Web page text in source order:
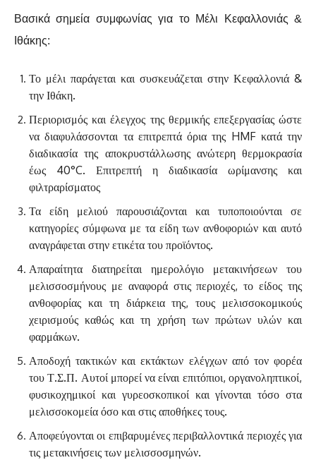
Βασικά σημεία συμφωνίας για το Μέλι Κεφαλλονιάς &
Ιθάκης:
Το μέλι παράγεται και συσκευάζεται στην Κεφαλλονιά &
την Ιθάκη.
Περιορισμός και έλεγχος της θερμικής επεξεργασίας ώστε
να διαφυλάσσονται τα επιτρεπτά όρια της HMF κατά την
διαδικασία της αποκρυστάλλωσης ανώτερη θερμοκρασία
έως 40°C. Επιτρεπτή η διαδικασία ωρίμανσης και
φιλτραρίσματος
Τα είδη μελιού παρουσιάζονται και τυποποιούνται σε
κατηγορίες σύμφωνα με τα είδη των ανθοφοριών και αυτό
αναγράφεται στην ετικέτα του προϊόντος.
Απαραίτητα διατηρείται ημερολόγιο μετακινήσεων του
μελισσοσμήνους με αναφορά στις περιοχές, το είδος της
ανθοφορίας και τη διάρκεια της, τους μελισσοκομικούς
χειρισμούς καθώς και τη χρήση των πρώτων υλών και
φαρμάκων.
Αποδοχή τακτικών και εκτάκτων ελέγχων από τον φορέα
του Τ.Σ.Π. Αυτοί μπορεί να είναι επιτόπιοι, οργανοληπτικοί,
φυσικοχημικοί και γυρεοσκοπικοί και γίνονται τόσο στα
μελισσοκομεία όσο και στις αποθήκες τους.
Αποφεύγονται οι επιβαρυμένες περιβαλλοντικά περιοχές για
τις μετακινήσεις των μελισσοσμηνών.